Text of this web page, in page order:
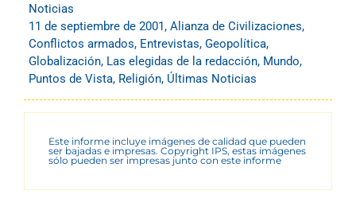
Noticias
11 de septiembre de 2001, Alianza de Civilizaciones,
Conflictos armados, Entrevistas, Geopolítica,
Globalización, Las elegidas de la redacción, Mundo,
Puntos de Vista, Religión, Últimas Noticias
Este informe incluye imágenes de calidad que pueden
ser bajadas e impresas. Copyright IPS, estas imágenes
sólo pueden ser impresas junto con este informe